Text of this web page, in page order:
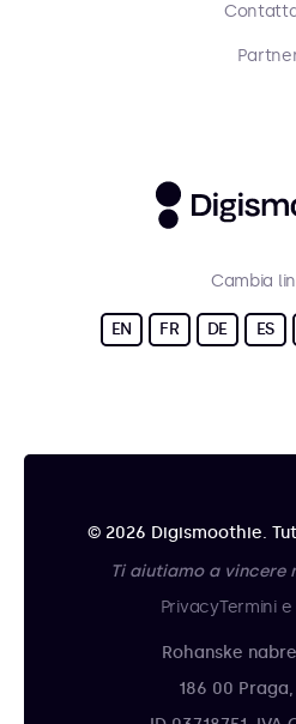
Cambia
EN FR DE ES
© 2026 Digismoothie.
Ti aiutiamo a vincere
PrivacyTermini
Rohanske
186 00